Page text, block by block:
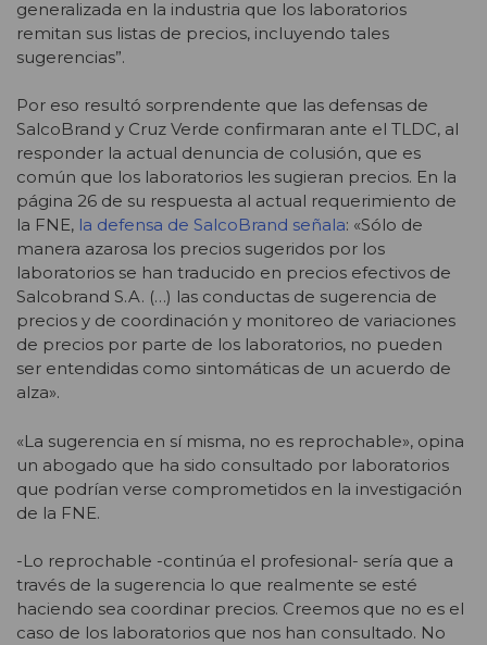
generalizada en la industria que los laboratorios
remitan sus listas de precios, incluyendo tales
sugerencias”.
Por eso resultó sorprendente que las defensas de
SalcoBrand y Cruz Verde confirmaran ante el TLDC, al
responder la actual denuncia de colusión, que es
común que los laboratorios les sugieran precios. En la
página 26 de su respuesta al actual requerimiento de
la FNE, la defensa de SalcoBrand señala: «Sólo de
manera azarosa los precios sugeridos por los
laboratorios se han traducido en precios efectivos de
Salcobrand S.A. (…) las conductas de sugerencia de
precios y de coordinación y monitoreo de variaciones
de precios por parte de los laboratorios, no pueden
ser entendidas como sintomáticas de un acuerdo de
alza».
«La sugerencia en sí misma, no es reprochable», opina
un abogado que ha sido consultado por laboratorios
que podrían verse comprometidos en la investigación
de la FNE.
-Lo reprochable -continúa el profesional- sería que a
través de la sugerencia lo que realmente se esté
haciendo sea coordinar precios. Creemos que no es el
caso de los laboratorios que nos han consultado. No